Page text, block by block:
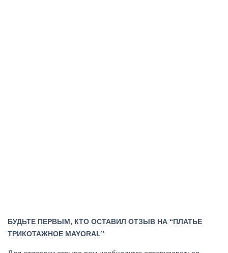
БУДЬТЕ ПЕРВЫМ, КТО ОСТАВИЛ ОТЗЫВ НА “ПЛАТЬЕ
ТРИКОТАЖНОЕ MAYORAL”